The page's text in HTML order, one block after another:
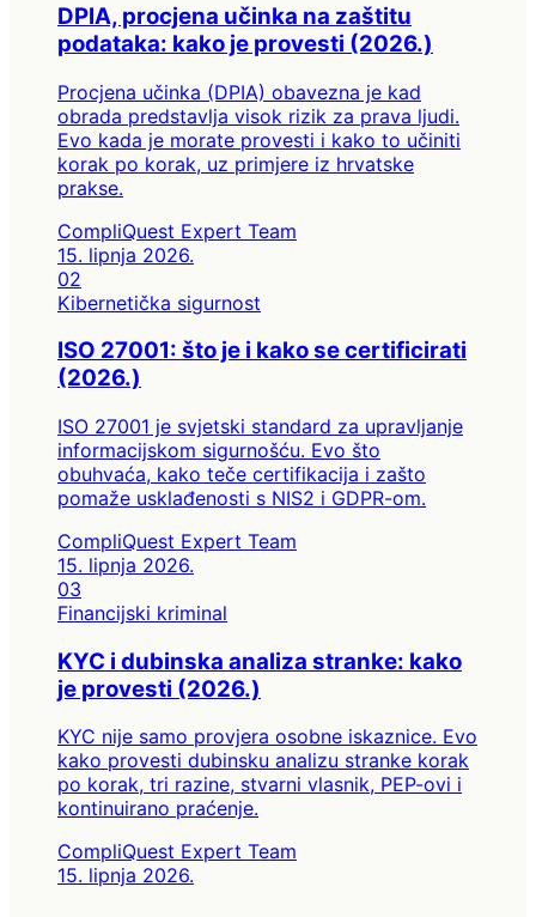
DPIA, procjena učinka na zaštitu
podataka: kako je provesti (2026.)
Procjena učinka (DPIA) obavezna je kad
obrada predstavlja visok rizik za prava ljudi.
Evo kada je morate provesti i kako to učiniti
korak po korak, uz primjere iz hrvatske
prakse.
CompliQuest Expert Team
15. lipnja 2026.
02
Kibernetička sigurnost
ISO 27001: što je i kako se certificirati
(2026.)
ISO 27001 je svjetski standard za upravljanje
informacijskom sigurnošću. Evo što
obuhvaća, kako teče certifikacija i zašto
pomaže usklađenosti s NIS2 i GDPR-om.
CompliQuest Expert Team
15. lipnja 2026.
03
Financijski kriminal
KYC i dubinska analiza stranke: kako
je provesti (2026.)
KYC nije samo provjera osobne iskaznice. Evo
kako provesti dubinsku analizu stranke korak
po korak, tri razine, stvarni vlasnik, PEP-ovi i
kontinuirano praćenje.
CompliQuest Expert Team
15. lipnja 2026.